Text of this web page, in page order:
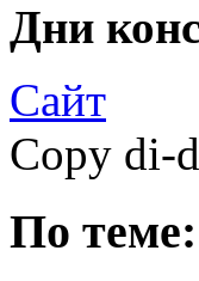
Дни
Сайт
Copy di-
По теме: